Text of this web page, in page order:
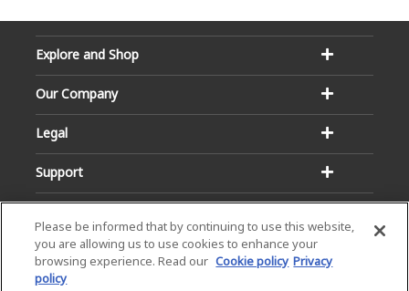
Explore and Shop
Our Company
Legal
Support
Please be informed that by continuing to use this website,
you are allowing us to use cookies to enhance your
browsing experience. Read our Cookie policy Privacy
policy